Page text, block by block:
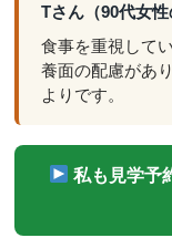
Tさん（90代女性
食事を重視して
養面の配慮があ
よりです。
私も見学予